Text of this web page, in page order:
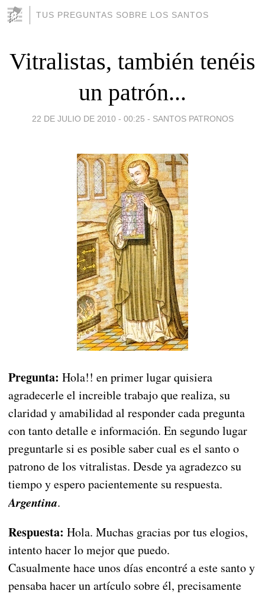
TUS PREGUNTAS SOBRE LOS SANTOS
Vitralistas, también tenéis
un patrón...
22 DE JULIO DE 2010 - 00:25 - SANTOS PATRONOS
Pregunta: Hola!! en primer lugar quisiera
agradecerle el increible trabajo que realiza, su
claridad y amabilidad al responder cada pregunta
con tanto detalle e información. En segundo lugar
preguntarle si es posible saber cual es el santo o
patrono de los vitralistas. Desde ya agradezco su
tiempo y espero pacientemente su respuesta.
Argentina.
Respuesta: Hola. Muchas gracias por tus elogios,
intento hacer lo mejor que puedo.
Casualmente hace unos días encontré a este santo y
pensaba hacer un artículo sobre él, precisamente